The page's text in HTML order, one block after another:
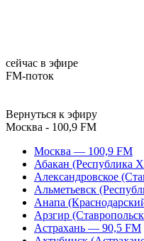
сейчас в эфире
FM-поток
Вернуться к эфиру
Москва - 100,9 FM
Москва — 100,9 FM
Абакан (Республика
Александровское
Альметьевск
Анапа
Арзгир
Астрахань — 90,5 FM